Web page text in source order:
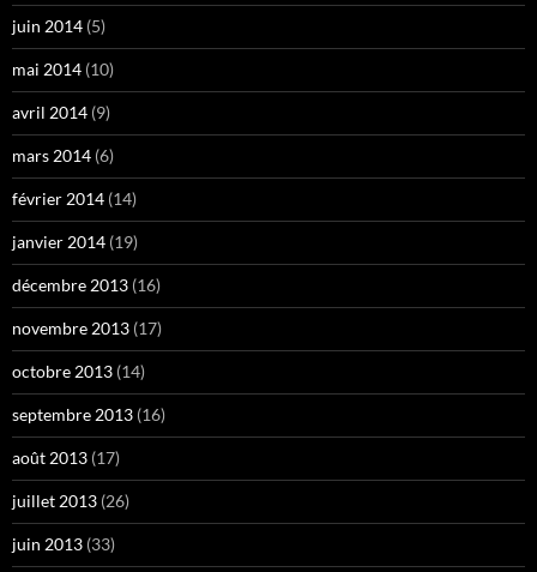
juin 2014 (5)
mai 2014 (10)
avril 2014 (9)
mars 2014 (6)
février 2014 (14)
janvier 2014 (19)
décembre 2013 (16)
novembre 2013 (17)
octobre 2013 (14)
septembre 2013 (16)
août 2013 (17)
juillet 2013 (26)
juin 2013 (33)